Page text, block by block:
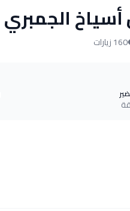
الجمبري
160 زيارات